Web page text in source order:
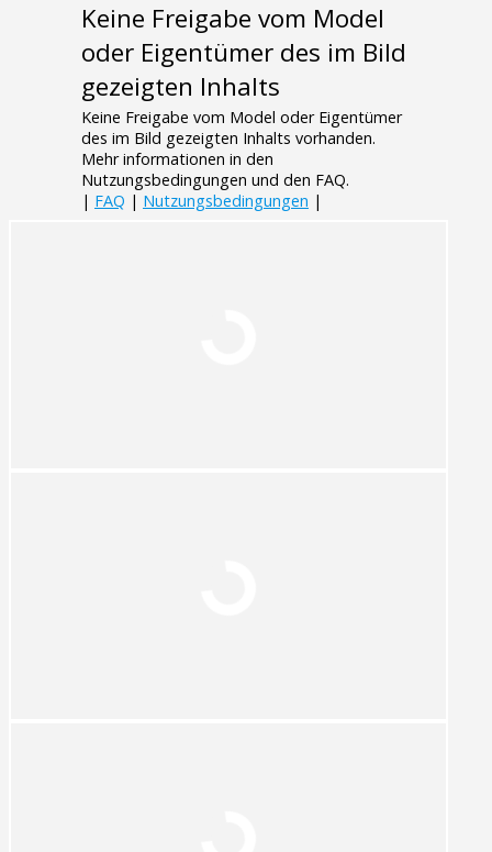
Keine Freigabe vom Model
oder Eigentümer des im Bild
gezeigten Inhalts
Keine Freigabe vom Model oder Eigentümer
des im Bild gezeigten Inhalts vorhanden.
Mehr informationen in den
Nutzungsbedingungen und den FAQ.
| FAQ | Nutzungsbedingungen |